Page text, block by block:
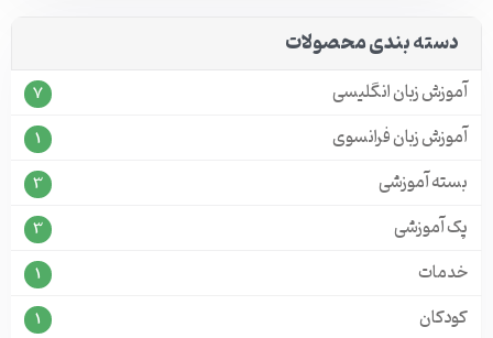
دسته بندی محصولات
آموزش زبان انگلیسی 7
آموزش زبان فرانسوی 1
بسته آموزشی 3
پک آموزشی 3
خدمات 1
کودکان 1